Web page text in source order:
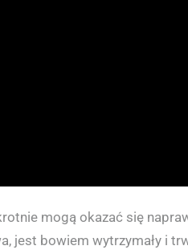
mogą okazać się
jest bowiem wytrzymały i